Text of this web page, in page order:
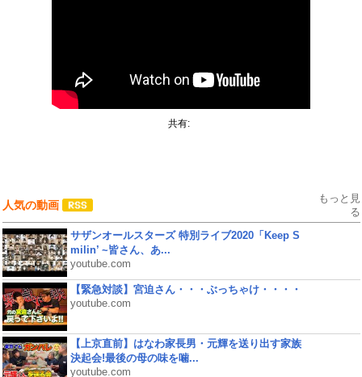
共有:
人気の動画
もっと見
る
サザンオールスターズ 特別ライブ2020「Keep S
milin’ ~皆さん、あ...
youtube.com
【緊急対談】宮迫さん・・・ぶっちゃけ・・・・
youtube.com
【上京直前】はなわ家長男・元輝を送り出す家族
決起会!最後の母の味を噛...
youtube.com